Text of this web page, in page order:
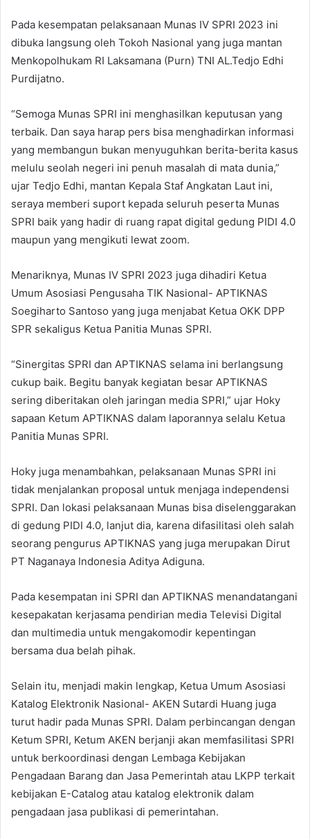
Pada kesempatan pelaksanaan Munas IV SPRI 2023 ini
dibuka langsung oleh Tokoh Nasional yang juga mantan
Menkopolhukam RI Laksamana (Purn) TNI AL.Tedjo Edhi
Purdijatno.
“Semoga Munas SPRI ini menghasilkan keputusan yang
terbaik. Dan saya harap pers bisa menghadirkan informasi
yang membangun bukan menyuguhkan berita-berita kasus
melulu seolah negeri ini penuh masalah di mata dunia,”
ujar Tedjo Edhi, mantan Kepala Staf Angkatan Laut ini,
seraya memberi suport kepada seluruh peserta Munas
SPRI baik yang hadir di ruang rapat digital gedung PIDI 4.0
maupun yang mengikuti lewat zoom.
Menariknya, Munas IV SPRI 2023 juga dihadiri Ketua
Umum Asosiasi Pengusaha TIK Nasional- APTIKNAS
Soegiharto Santoso yang juga menjabat Ketua OKK DPP
SPR sekaligus Ketua Panitia Munas SPRI.
“Sinergitas SPRI dan APTIKNAS selama ini berlangsung
cukup baik. Begitu banyak kegiatan besar APTIKNAS
sering diberitakan oleh jaringan media SPRI,” ujar Hoky
sapaan Ketum APTIKNAS dalam laporannya selalu Ketua
Panitia Munas SPRI.
Hoky juga menambahkan, pelaksanaan Munas SPRI ini
tidak menjalankan proposal untuk menjaga independensi
SPRI. Dan lokasi pelaksanaan Munas bisa diselenggarakan
di gedung PIDI 4.0, lanjut dia, karena difasilitasi oleh salah
seorang pengurus APTIKNAS yang juga merupakan Dirut
PT Naganaya Indonesia Aditya Adiguna.
Pada kesempatan ini SPRI dan APTIKNAS menandatangani
kesepakatan kerjasama pendirian media Televisi Digital
dan multimedia untuk mengakomodir kepentingan
bersama dua belah pihak.
Selain itu, menjadi makin lengkap, Ketua Umum Asosiasi
Katalog Elektronik Nasional- AKEN Sutardi Huang juga
turut hadir pada Munas SPRI. Dalam perbincangan dengan
Ketum SPRI, Ketum AKEN berjanji akan memfasilitasi SPRI
untuk berkoordinasi dengan Lembaga Kebijakan
Pengadaan Barang dan Jasa Pemerintah atau LKPP terkait
kebijakan E-Catalog atau katalog elektronik dalam
pengadaan jasa publikasi di pemerintahan.